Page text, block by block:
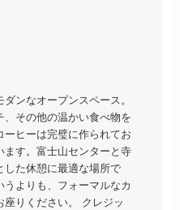
ンなオープンスペース。
その他の温かい食べ物を
ヒーは完璧に作られてお
ます。富士山センターと寺
した休憩に最適な場所で
よりも、フォーマルなカ
座りください。 クレジッ